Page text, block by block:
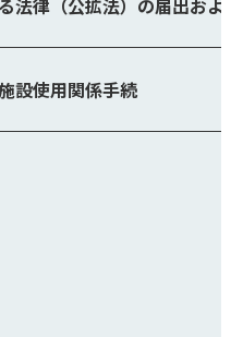
設使用関係手続